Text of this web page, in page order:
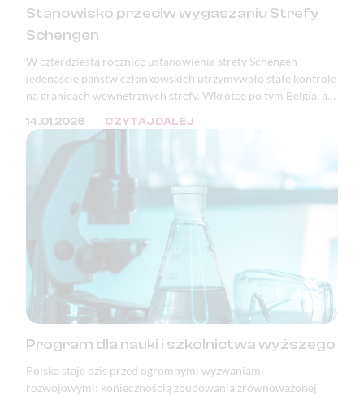
Stanowisko przeciw wygaszaniu Strefy
Schengen
W czterdziestą rocznicę ustanowienia strefy Schengen
jedenaście państw członkowskich utrzymywało stałe kontrole
na granicach wewnętrznych strefy. Wkrótce po tym Belgia, a
granicy z Niemcami. Podstawowe wolności Unii Europejskiej,
takie jak prawo obywateli państw członkowskich do
chronione. Zjednoczona Europa bez kontroli granicznych —
jedno z największych osiągnięć pokojowej integracji
kontynentu — jest poświęcana dla bieżących celów
14.01.2026 CZYTAJ DALEJ
Program dla nauki i szkolnictwa wyższego
Polska staje dziś przed ogromnymi wyzwaniami
rozwojowymi: koniecznością zbudowania zrównoważonej